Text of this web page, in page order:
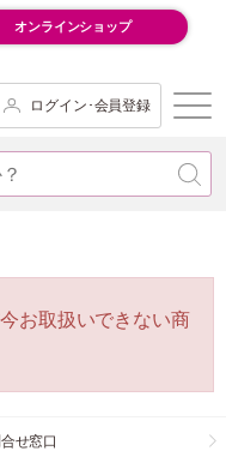
オンラインショップ
ログイン･会員登録
お取扱いできない商
せ窓口